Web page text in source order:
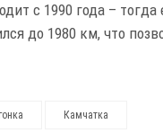
с 1990 года –
до 1980 км, что
гонка Камчатка